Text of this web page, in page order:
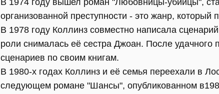
В 1974 году вышел роман "Любовницы-убийцы",
организованной преступности - это жанр,
В 1978 году Коллинз совместно написала
роли снималась её сестра Джоан. После
сценариев по своим книгам.
В 1980-х годах Коллинз и её семья переехали в
следующем романе "Шансы", опубликованном